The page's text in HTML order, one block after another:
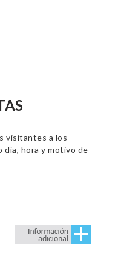
visitantes a los
día, hora y motivo de